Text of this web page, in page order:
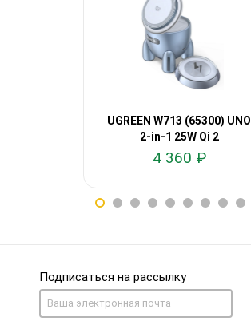
UGREEN W713 (65300) UNO
2-in-1 25W Qi 2
4 360 ₽
Подписаться на рассылку